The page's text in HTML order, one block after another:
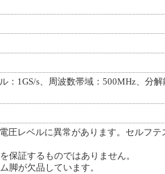
1GS/s、周波数帯域：500MHz、分解
圧レベルに異常があります。セルフ
保証するものではありません。
脚が欠品しています。